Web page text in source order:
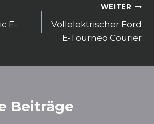
E-
WEITER
Vollelektrischer Ford
E-Tourneo Courier
Beiträge